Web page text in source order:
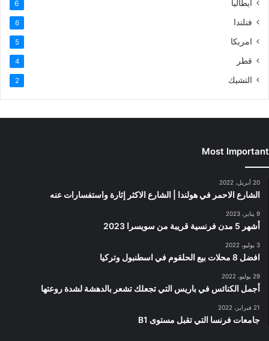
ايطاليا 6
فنلندا 6
امريكا 5
قطر 4
التشيك 2
Most Important
20 أبريل، 2022
الشارع الاحمر في هولندا | الشارع الاكثر إثارة واستفسارات عنه
9 يناير، 2023
أشهر 5 مدن فرنسية قريبة من سويسرا 2023
3 يوليو، 2022
افضل 8 محلات بيع الحلقوم في اسطنبول وتركيا
29 يوليو، 2022
أجمل الكنائس في باريس التي تجعلك تشعر بالدهشة لشدة روعتها
21 فبراير، 2022
جامعات فرنسا التي تقبل مستوى B1